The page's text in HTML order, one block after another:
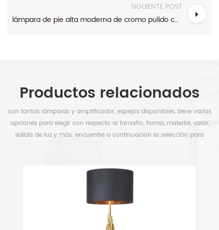
SIGUIENTE POST
lámpara de pie alta moderna de cromo pulido con doble pantalla
Productos relacionados
con tantas lámparas y amplificador; espejos disponibles, tiene varias
opciones para elegir con respecto al tamaño, forma, material, color,
salida de luz y más. encuentre a continuación la selección para